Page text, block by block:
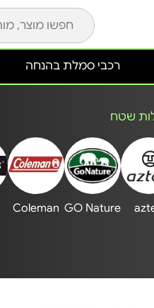
רכבי סמלת בהנחה
שטח
GO Nature
Coleman